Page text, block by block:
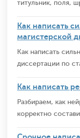
титульник, поля,
Как написать
магистерской
Как написать
диссертации по
Как написать
Разбираем, как
корректно